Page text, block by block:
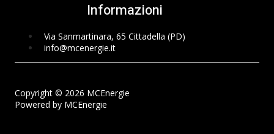
Informazioni
Via Sanmartinara, 65 Cittadella (PD)
info@mcenergie.it
Copyright © 2026 MCEnergie
Powered by MCEnergie